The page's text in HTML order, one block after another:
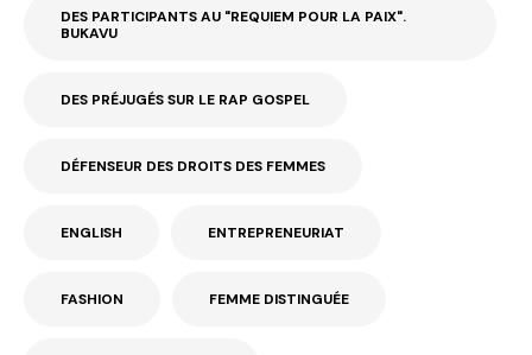
DES PARTICIPANTS AU "REQUIEM POUR LA PAIX".
BUKAVU
DES PRÉJUGÉS SUR LE RAP GOSPEL
DÉFENSEUR DES DROITS DES FEMMES
ENGLISH ENTREPRENEURIAT
FASHION FEMME DISTINGUÉE